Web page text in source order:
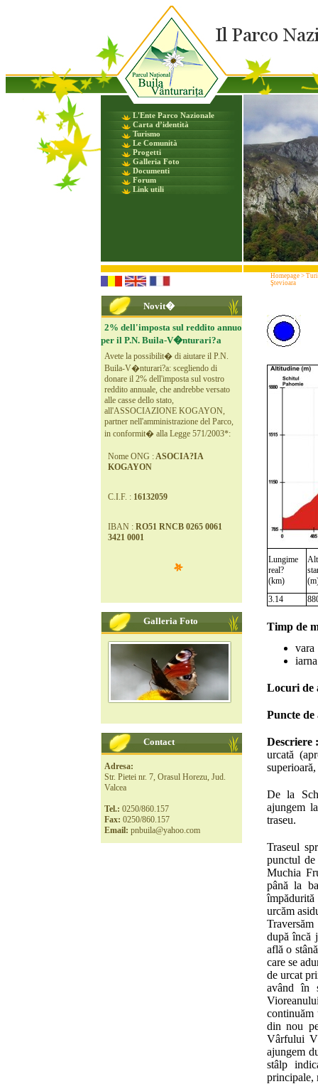
L'Ente Parco Nazionale
Carta d’identità
Turismo
Le Comunità
Progetti
Galleria Foto
Documenti
Forum
Link utili
Novit�
2% dell'imposta sul reddito annuo
per il P.N. Buila-V�nturari?a
Avete la possibilit� di aiutare il P.N.
Buila-V�nturari?a: scegliendo di
donare il 2% dell'imposta sul vostro
reddito annuale, che andrebbe versato
alle casse dello stato,
all'ASSOCIAZIONE KOGAYON,
partner nell'amministrazione del Parco,
in conformit� alla Legge 571/2003*:
Nome ONG : ASOCIA?IA
KOGAYON
C.I.F. : 16132059
IBAN : RO51 RNCB 0265 0061
3421 0001
Galleria Foto
Contact
Adresa:
Str. Pietei nr. 7, Orasul Horezu, Jud.
Valcea
Tel.: 0250/860.157
Fax: 0250/860.157
Email: pnbuila@yahoo.com
Homepage >
Ştevioara
Lungime
real?
(km)
3.14
Timp de
vara
Locuri de
Puncte
Descriere
urcată
De la
ajungem
traseu.
Traseul
punctul
Muchia
până la
urcăm
după încă
află o
care se
de urcat
având în
continuăm
din nou
Vârfului
ajungem
stâlp
principale,